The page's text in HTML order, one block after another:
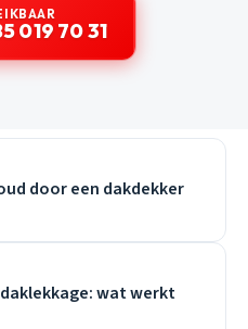
019 70 31
door een dakdekker
wat werkt